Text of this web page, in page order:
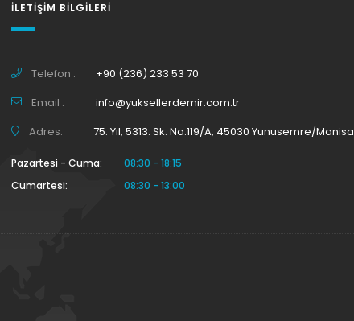
İLETIŞIM BILGILERI
Telefon :
+90 (236) 233 53 70
Email :
info@yuksellerdemir.com.tr
Adres:
75. Yıl, 5313. Sk. No:119/A, 45030 Yunusemre/Manisa
Pazartesi - Cuma:
08:30 - 18:15
Cumartesi:
08:30 - 13:00